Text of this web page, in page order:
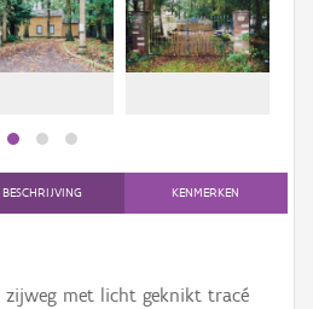
BESCHRIJVING KENMERKEN
zijweg met licht geknikt tracé